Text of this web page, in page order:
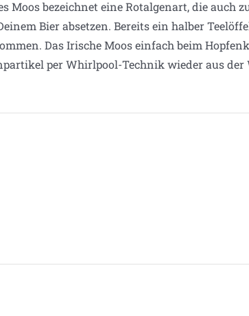
Moos bezeichnet eine Rotalgenart, die auch
Bier absetzen. Bereits ein halber
Das Irische Moos einfach beim
per Whirlpool-Technik wieder aus der